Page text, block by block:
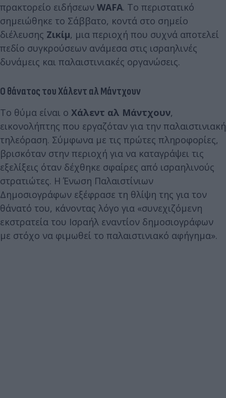
πρακτορείο ειδήσεων WAFA. Το περιστατικό
σημειώθηκε το Σάββατο, κοντά στο σημείο
διέλευσης Ζικίμ, μια περιοχή που συχνά αποτελεί
πεδίο συγκρούσεων ανάμεσα στις ισραηλινές
δυνάμεις και παλαιστινιακές οργανώσεις.
Ο θάνατος του Χάλεντ αλ Μάντχουν
Το θύμα είναι ο Χάλεντ αλ Μάντχουν,
εικονολήπτης που εργαζόταν για την παλαιστινιακή
τηλεόραση. Σύμφωνα με τις πρώτες πληροφορίες,
βρισκόταν στην περιοχή για να καταγράψει τις
εξελίξεις όταν δέχθηκε σφαίρες από ισραηλινούς
στρατιώτες. Η Ένωση Παλαιστίνιων
Δημοσιογράφων εξέφρασε τη θλίψη της για τον
θάνατό του, κάνοντας λόγο για «συνεχιζόμενη
εκστρατεία του Ισραήλ εναντίον δημοσιογράφων
με στόχο να φιμωθεί το παλαιστινιακό αφήγημα».